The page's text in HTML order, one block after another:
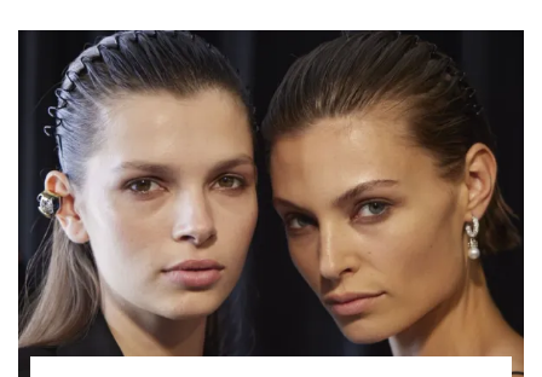
операции, которая из каждой пациентки
могла бы сделать красавицу. Однако, по
мнению знаменитого голливудского
пластического хирурга, телезвезды,
автора бестселлеров и приверженца
холистической медицины Тони Юна, есть
манипуляции, которые точно не стоит
делать никому.